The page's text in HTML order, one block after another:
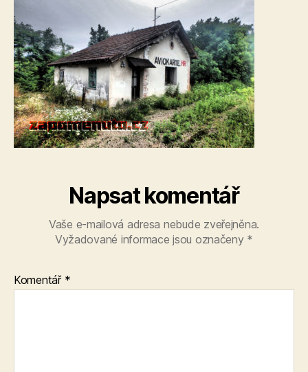
Napsat komentář
Vaše e-mailová adresa nebude zveřejněna.
Vyžadované informace jsou označeny *
Komentář *